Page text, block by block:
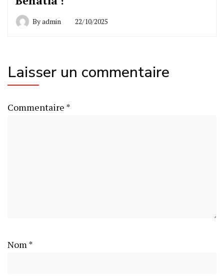
Byadmin 22/10/2025
Laisser un commentaire
Commentaire *
Nom *